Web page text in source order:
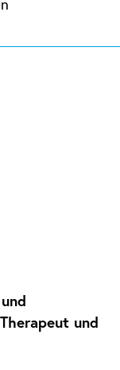
und